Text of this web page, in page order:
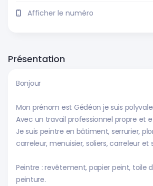
Afficher le numéro
Présentation
Bonjour
Mon prénom est Gédéon je suis
Avec un travail professionnel propre et
Je suis peintre en bâtiment, serrurier,
carreleur, menuisier, soliers, carreleur et
Peintre : revêtement, papier peint, toile
peinture.